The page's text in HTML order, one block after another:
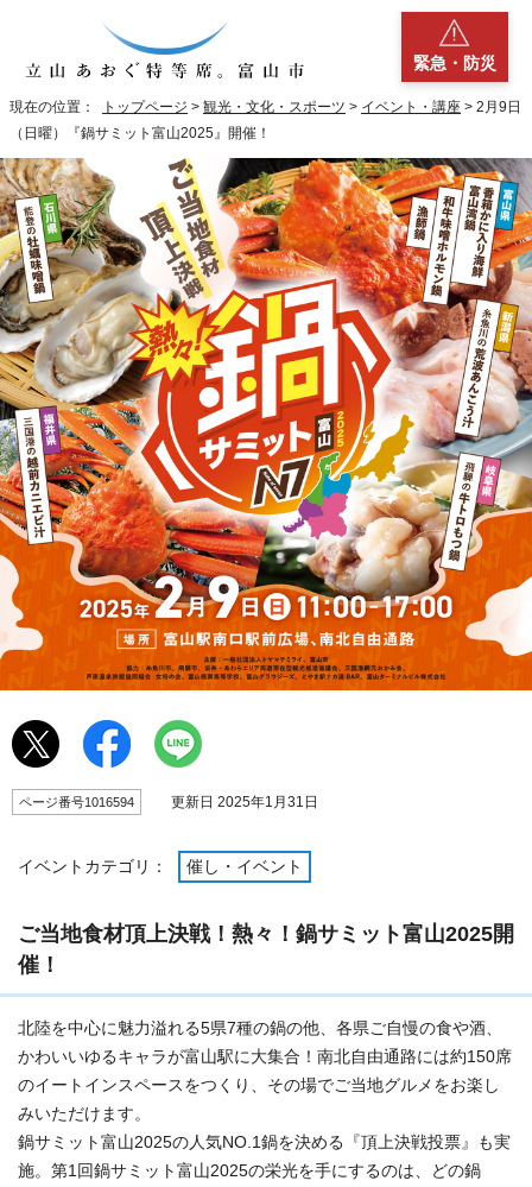
緊急・防災
現在の位置： トップページ > 観光・文化・スポーツ > イベント・講座 > 2月9日
（日曜）『鍋サミット富山2025』開催！
ページ番号1016594 更新日 2025年1月31日
イベントカテゴリ： 催し・イベント
ご当地食材頂上決戦！熱々！鍋サミット富山2025開
催！
北陸を中心に魅力溢れる5県7種の鍋の他、各県ご自慢の食や酒、
かわいいゆるキャラが富山駅に大集合！南北自由通路には約150席
のイートインスペースをつくり、その場でご当地グルメをお楽し
みいただけます。
鍋サミット富山2025の人気NO.1鍋を決める『頂上決戦投票』も実
施。第1回鍋サミット富山2025の栄光を手にするのは、どの鍋